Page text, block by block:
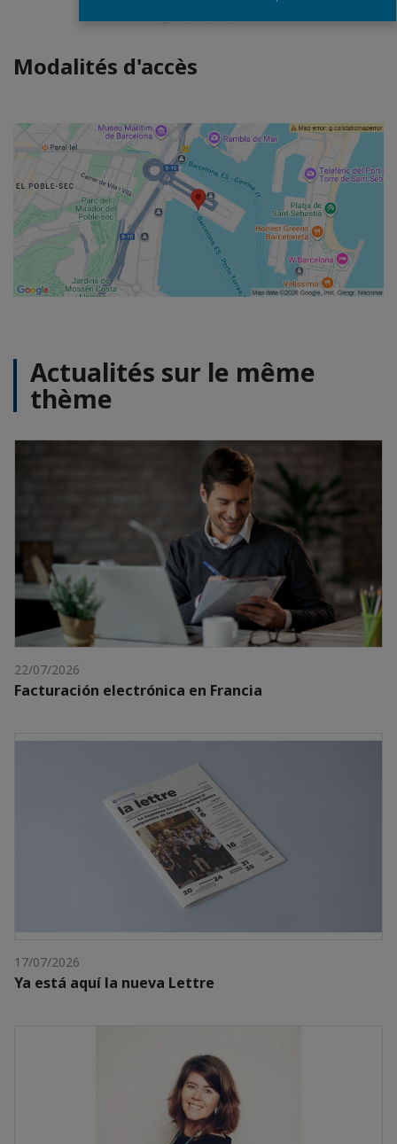
Modalités d'accès
Actualités sur le même
thème
22/07/2026
Facturación electrónica en Francia
17/07/2026
Ya está aquí la nueva Lettre